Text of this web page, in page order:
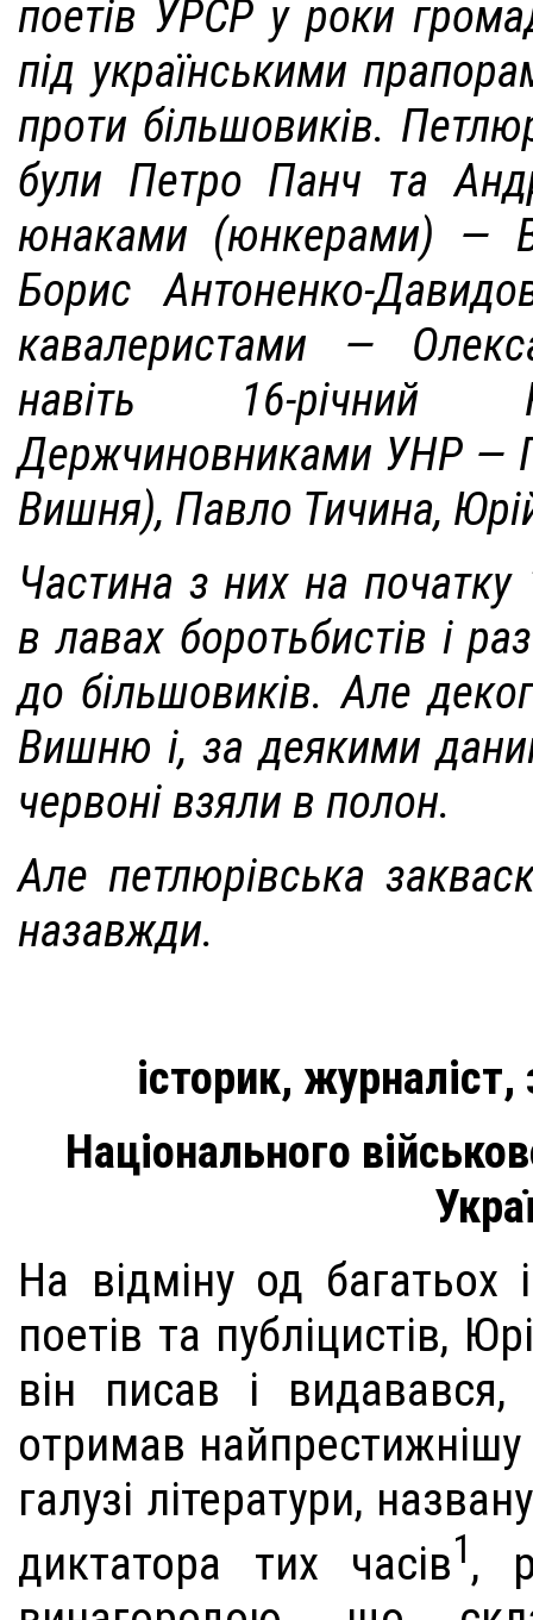
поетів УРСР у роки
під українськими
проти більшовиків.
були Петро Панч та
юнаками (юнкерами) —
Борис Антоненко-
кавалеристами —
навіть 16-річний
Держчиновниками УНР —
Вишня), Павло Тичина,
Частина з них на
в лавах боротьбистів і
до більшовиків. Але
Вишню і, за деякими
червоні взяли в полон.
Але петлюрівська
назавжди.
історик,
Національного
На відміну од багатьох
поетів та публіцистів,
він писав і
отримав
галузі літератури,
диктатора тих часів1,